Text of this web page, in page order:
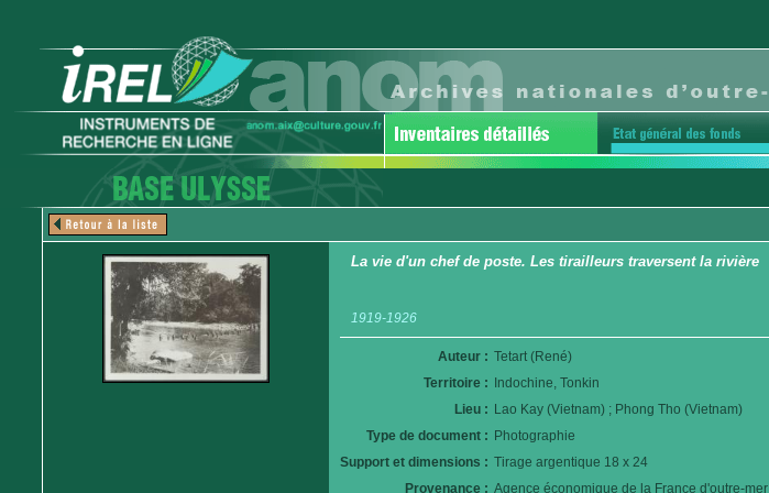
La vie d'un chef de poste. Les tirailleurs traversent la rivière
1919-1926
Auteur : Tetart (René)
Territoire :
Indochine, Tonkin
Lieu : Lao Kay (Vietnam) ; Phong Tho (Vietnam)
Type de document : Photographie
Support et dimensions : Tirage argentique 18 x 24
Provenance : Agence économique de la France d'outre-mer